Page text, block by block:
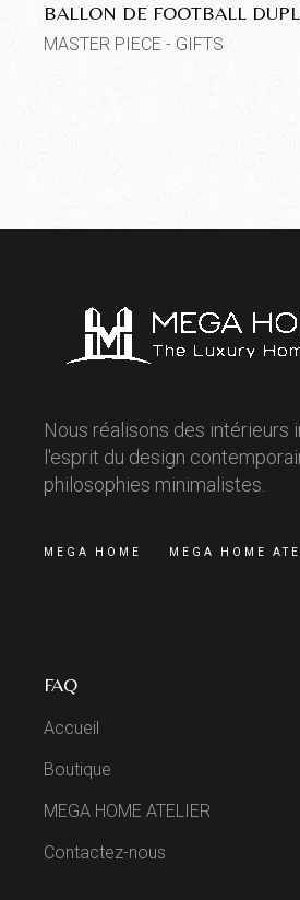
BALLON DE FOOTBALL
MASTER PIECE - GIFTS
Nous réalisons des intérieurs
l'esprit du design
philosophies minimalistes.
MEGA HOME MEGA HOME
FAQ
Accueil
Boutique
MEGA HOME ATELIER
Contactez-nous